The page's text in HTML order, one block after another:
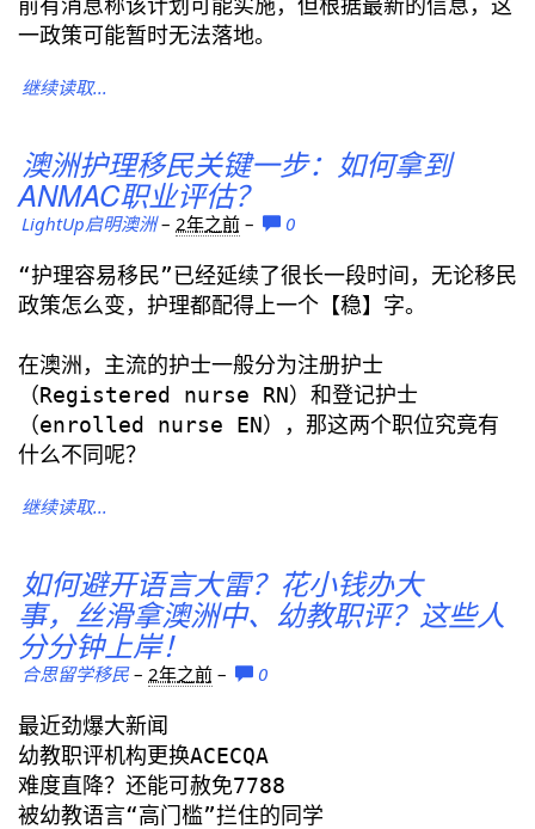
前有消息称该计划可能实施，但根据最新的信息，这
一政策可能暂时无法落地。
继续读取...
澳洲护理移民关键一步：如何拿到
ANMAC职业评估？
LightUp启明澳洲– 2年之前 – 0
“护理容易移民”已经延续了很长一段时间，无论移民
政策怎么变，护理都配得上一个【稳】字。
在澳洲，主流的护士一般分为注册护士
（Registered nurse RN）和登记护士
（enrolled nurse EN），那这两个职位究竟有
什么不同呢？
继续读取...
如何避开语言大雷？花小钱办大
事，丝滑拿澳洲中、幼教职评？这些人
分分钟上岸！
合思留学移民– 2年之前 – 0
最近劲爆大新闻
幼教职评机构更换ACECQA
难度直降？还能可赦免7788
被幼教语言“高门槛”拦住的同学